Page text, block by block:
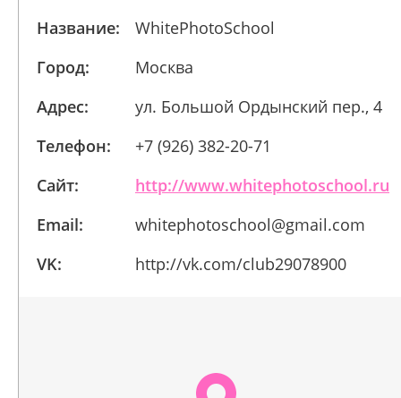
Название:
WhitePhotoSchool
Город:
Москва
Адрес:
ул. Большой Ордынский пер., 4
Телефон:
+7 (926) 382-20-71
Сайт:
http://www.whitephotoschool.ru
Email:
whitephotoschool@gmail.com
VK:
http://vk.com/club29078900